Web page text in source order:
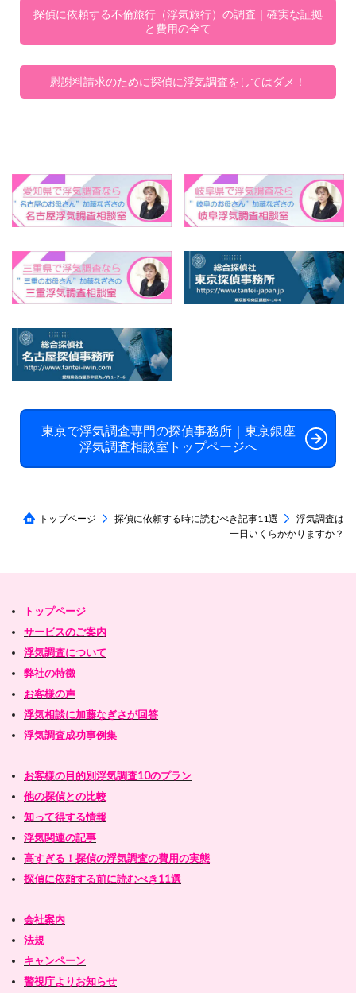
探偵に依頼する不倫旅行（浮気旅行）の調査｜確実な証拠
と費用の全て
慰謝料請求のために探偵に浮気調査をしてはダメ！
東京で浮気調査専門の探偵事務所｜東京銀座
浮気調査相談室トップページへ
トップページ 探偵に依頼する時に読むべき記事11選
浮気調査は
一日いくらかかりますか？
トップページ
サービスのご案内
浮気調査について
弊社の特徴
お客様の声
浮気相談に加藤なぎさが回答
浮気調査成功事例集
お客様の目的別浮気調査10のプラン
他の探偵との比較
知って得する情報
浮気関連の記事
高すぎる！探偵の浮気調査の費用の実態
探偵に依頼する前に読むべき11選
会社案内
法規
キャンペーン
警視庁よりお知らせ